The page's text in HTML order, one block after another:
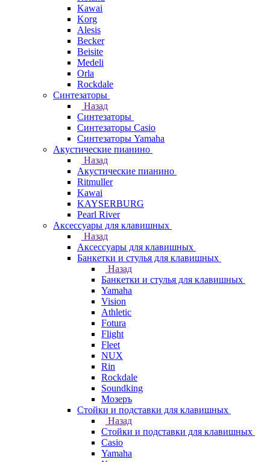
Kawai
Korg
Alesis
Becker
Beisite
Medeli
Orla
Rockdale
Синтезаторы
Назад
Синтезаторы
Синтезаторы Casio
Синтезаторы Yamaha
Акустические пианино
Назад
Акустические пианино
Ritmuller
Kawai
KAYSERBURG
Pearl River
Аксессуары для клавишных
Назад
Аксессуары для клавишных
Банкетки и стулья для клавишных
Назад
Банкетки и стулья для клавишных
Yamaha
Vision
Athletic
Fotura
Flight
Fleet
NUX
Rin
Rockdale
Soundking
Мозеръ
Стойки и подставки для клавишных
Назад
Стойки и подставки для клавишных
Casio
Yamaha